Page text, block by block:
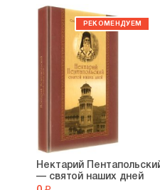
Нектарий
— святой наших дней